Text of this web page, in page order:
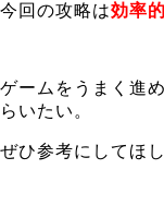
今回の攻略は効率
ゲームをうまく進
らいたい。
ぜひ参考にしてほし